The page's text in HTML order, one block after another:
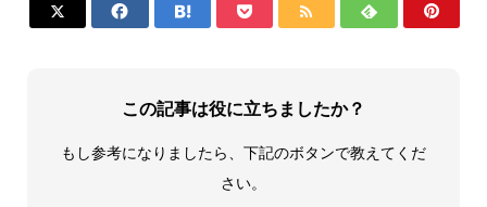
      
この記事は役に立ちましたか？
もし参考になりましたら、下記のボタンで教えてくだ
さい。